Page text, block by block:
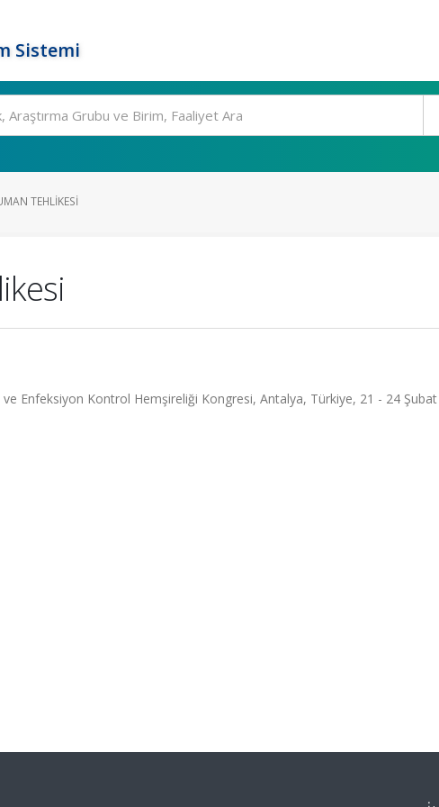
Sistemi
TEHLIKESI
Enfeksiyon Kontrol Hemşireliği Kongresi, Antalya, Türkiye, 21 - 24